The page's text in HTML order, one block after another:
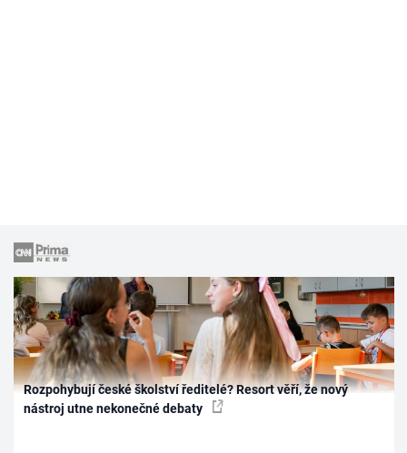
Rozpohybují české školství ředitelé? Resort věří, že nový
nástroj utne nekonečné debaty